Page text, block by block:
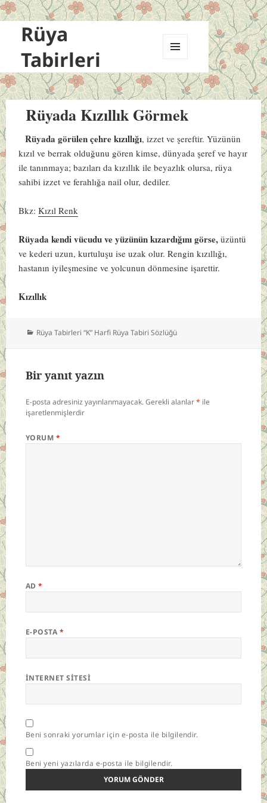
Rüya
Tabirleri
VE
BILEŞENLER
Rüyada Kızıllık Görmek
Rüyada görülen çehre kızıllığı, izzet ve şereftir. Yüzünün
kızıl ve berrak olduğunu gören kimse, dünyada şeref ve hayır
ile tanınmaya; bazıları da kızıllık ile beyazlık olursa, rüya
sahibi izzet ve ferahlığa nail olur, dediler.
Bkz:Kızıl Renk
Rüyada kendi vücudu ve yüzünün kızardığını görse, üzüntü
ve kederi uzun, kurtuluşu ise uzak olur. Rengin kızıllığı,
hastanın iyileşmesine ve yolcunun dönmesine işarettir.
Kızıllık
Kategoriler
Rüya Tabirleri “K” Harfi Rüya Tabiri Sözlüğü
Bir yanıt yazın
E-posta adresiniz yayınlanmayacak.Gerekli alanlar* ile
işaretlenmişlerdir
YORUM *
AD*
E-POSTA *
İNTERNET SITESI
Beni sonraki yorumlar için e-posta ile bilgilendir.
Beni yeni yazılarda e-posta ile bilgilendir.